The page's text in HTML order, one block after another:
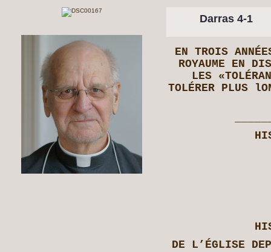
Darras 4-1
EN TROIS
ROYAUME EN
LES
TOLÉRER PLUS
DE L’ÉGLISE